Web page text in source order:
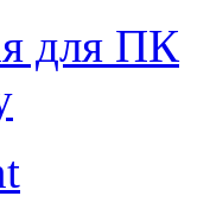
для ПК